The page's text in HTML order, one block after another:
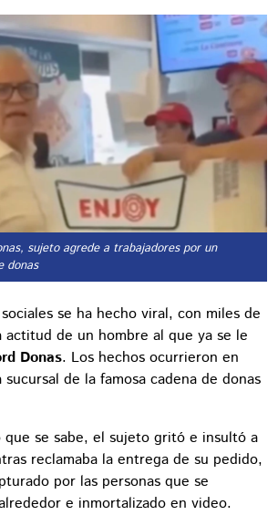
sujeto agrede a trabajadores por un
donas
se ha hecho viral, con miles de
actitud de un hombre al que ya se le
Donas. Los hechos ocurrieron en
de la famosa cadena de donas
que se sabe, el sujeto gritó e insultó a
reclamaba la entrega de su pedido,
por las personas que se
e inmortalizado en video.